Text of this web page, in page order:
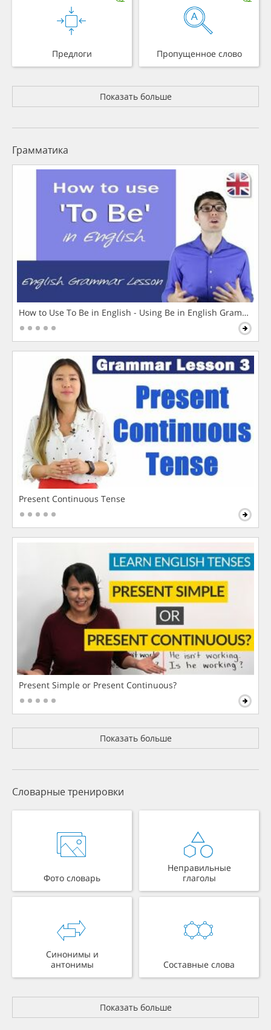
Предлоги Пропущенное слово
Показать больше
Грамматика
How to Use To Be in English - Using Be in English Grammar
Present Continuous Tense
Present Simple or Present Continuous?
Показать больше
Словарные тренировки
Фото словарь
Неправильные
глаголы
Синонимы и
антонимы
Составные слова
Показать больше